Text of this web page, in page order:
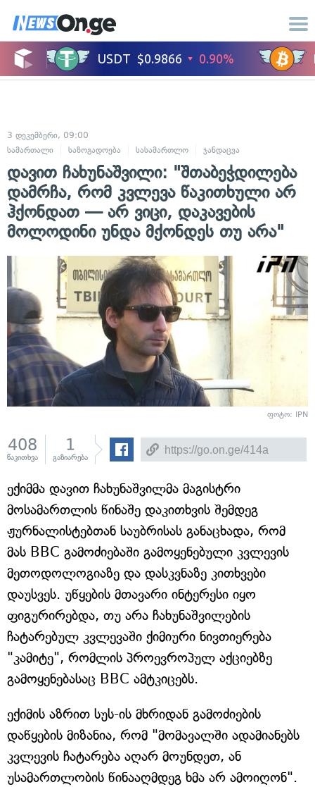
3 დეკემბერი, 09:00
სამართალი
საზოგადოება სასამართლო ჯანდაცვა
დავით ჩახუნაშვილი: "შთაბეჭდილება
დამრჩა, რომ კვლევა წაკითხული არ
ჰქონდათ — არ ვიცი, დაკავების
მოლოდინი უნდა მქონდეს თუ არა"
ფოტო: IPN
408
წაკითხვა
1
გაზიარება
ექიმმა დავით ჩახუნაშვილმა მაგისტრი
მოსამართლის წინაშე დაკითხვის შემდეგ
ჟურნალისტებთან საუბრისას განაცხადა, რომ
მას BBC გამოძიებაში გამოყენებული კვლევის
მეთოდოლოგიაზე და დასკვნაზე კითხვები
დაუსვეს. უწყების მთავარი ინტერესი იყო
ფიგურირებდა, თუ არა ჩახუნაშვილების
ჩატარებულ კვლევაში ქიმიური ნივთიერება
"კამიტე", რომლის პროევროპულ აქციებზე
გამოყენებასაც BBC ამტკიცებს.
ექიმის აზრით სუს-ის მხრიდან გამოძიების
დაწყების მიზანია, რომ "მომავალში ადამიანებს
კვლევის ჩატარება აღარ მოუნდეთ, ან
უსამართლობის წინააღმდეგ ხმა არ ამოიღონ".